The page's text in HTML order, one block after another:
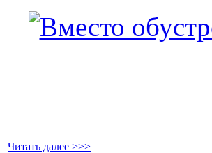
Читать далее >>>